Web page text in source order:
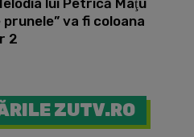
va fi coloana
2
ZUTV.RO